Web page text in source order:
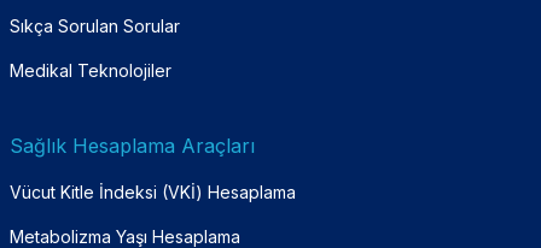
Sıkça Sorulan Sorular
Medikal Teknolojiler
Sağlık Hesaplama Araçları
Vücut Kitle İndeksi (VKİ) Hesaplama
Metabolizma Yaşı Hesaplama